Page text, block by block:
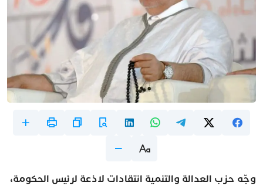
وجّه حزب العدالة والتنمية انتقادات لاذعة لرئيس الحكومة،